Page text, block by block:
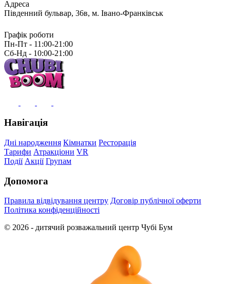
Адреса
Південний бульвар, 36в, м. Івано-Франківськ
Графік роботи
Пн-Пт - 11:00-21:00
Сб-Нд - 10:00-21:00
Навігація
Дні народження Кімнатки Ресторація
Тарифи Атракціони VR
Події Акції Групам
Допомога
Правила відвідування центру Договір публічної оферти
Політика конфіденційності
© 2026 - дитячий розважальний центр Чубі Бум